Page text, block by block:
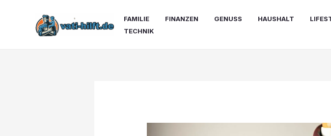
FAMILIE FINANZEN GENUSS HAUSHALT
TECHNIK